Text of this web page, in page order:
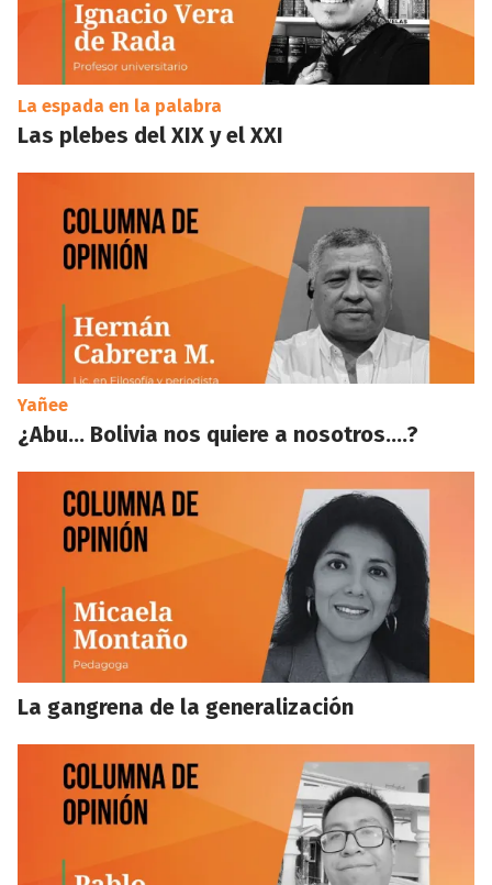
La espada en la palabra
Las plebes del XIX y el XXI
Yañee
¿Abu… Bolivia nos quiere a nosotros….?
La gangrena de la generalización